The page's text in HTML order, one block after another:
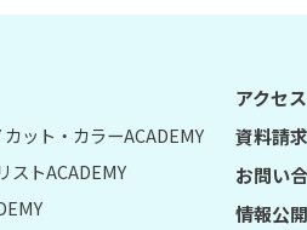
ット・カラーACADEMY
ストACADEMY
アクセス
資料請求
お問い
情報公開